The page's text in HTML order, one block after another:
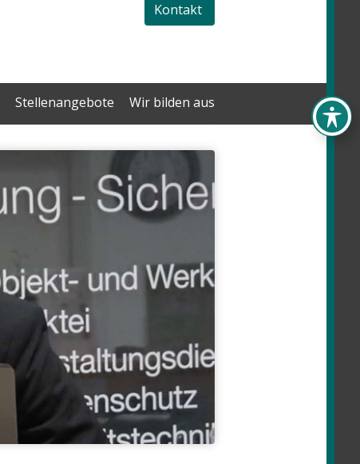
Kontakt
Stellenangebote
Wir bilden aus
.